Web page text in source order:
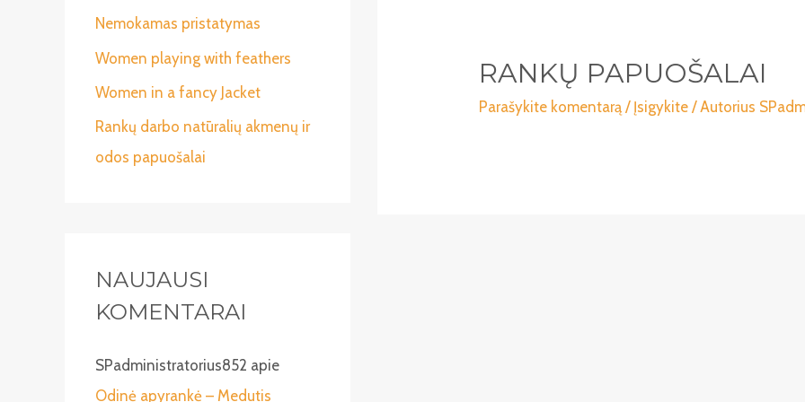
Nemokamas pristatymas
Women playing with feathers
Women in a fancy Jacket
Rankų darbo natūralių akmenų ir
odos papuošalai
NAUJAUSI
KOMENTARAI
SPadministratorius852 apie
Odinė apyrankė – Medutis
RANKŲ PAPUOŠALAI
Parašykite komentarą / Įsigykite / Autorius